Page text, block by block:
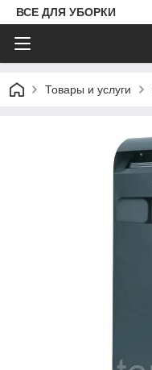
ВСЕ ДЛЯ УБОРКИ
Товары и услуги